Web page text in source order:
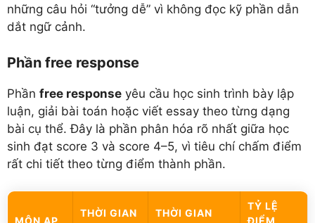
những câu hỏi “tưởng dễ” vì không đọc kỹ phần dẫn
dắt ngữ cảnh.
Phần free response
Phần free response yêu cầu học sinh trình bày lập
luận, giải bài toán hoặc viết essay theo từng dạng
bài cụ thể. Đây là phần phân hóa rõ nhất giữa học
sinh đạt score 3 và score 4–5, vì tiêu chí chấm điểm
rất chi tiết theo từng điểm thành phần.
MÔN AP
THỜI GIAN
THỜI GIAN
TỶ LỆ
ĐIỂM